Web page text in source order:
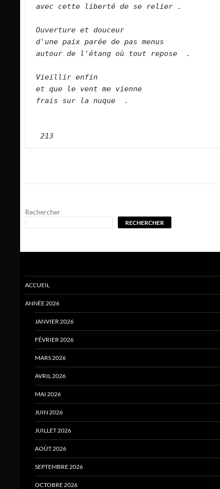
avec cette liberté de se relier .
Ouverture et douceur
d'une paix parée de pas menus
autour de l'étang où tout repose  .
Vieillir enfin
et que le vent me vienne
frais sur la nuque  .
213
Rechercher
RECHERCHER
ACCUEIL
ANNÉE 2026
JANVIER 2026
FÉVRIER 2026
MARS 2026
AVRIL 2026
MAI 2026
JUIN 2026
JUILLET 2026
AOÛT 2026
SEPTEMBRE 2026
OCTOBRE 2026